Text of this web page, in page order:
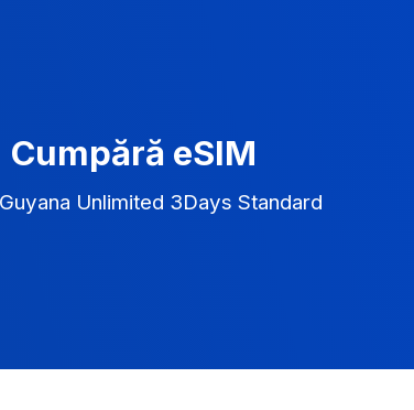
Cumpără eSIM
Unlimited 3Days Standard